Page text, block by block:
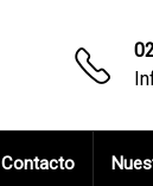
Contacto